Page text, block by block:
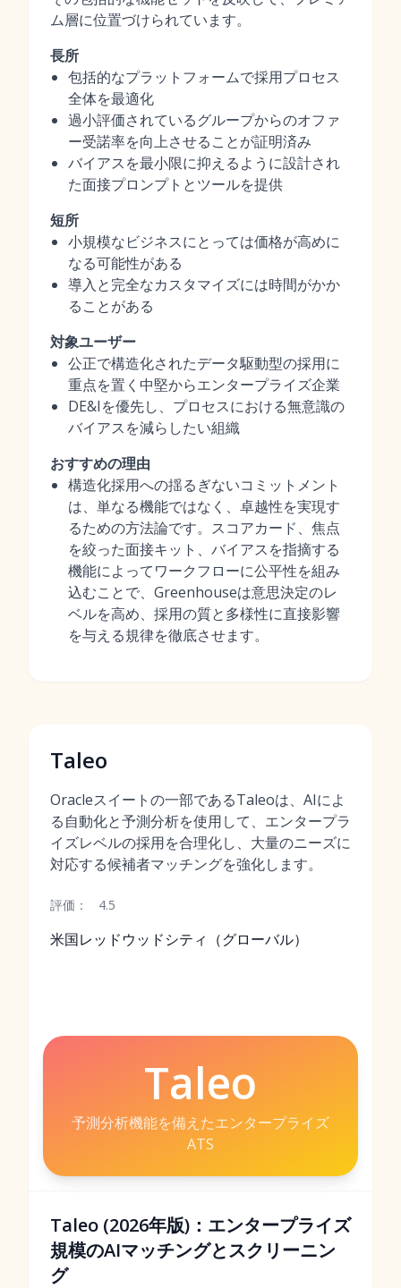
ム層に位置づけられています。
長所
包括的なプラットフォームで採用プロセス
全体を最適化
過小評価されているグループからのオファ
ー受諾率を向上させることが証明済み
バイアスを最小限に抑えるように設計され
た面接プロンプトとツールを提供
短所
小規模なビジネスにとっては価格が高めに
なる可能性がある
導入と完全なカスタマイズには時間がかか
ることがある
対象ユーザー
公正で構造化されたデータ駆動型の採用に
重点を置く中堅からエンタープライズ企業
DE&Iを優先し、プロセスにおける無意識の
バイアスを減らしたい組織
おすすめの理由
構造化採用への揺るぎないコミットメント
は、単なる機能ではなく、卓越性を実現す
るための方法論です。スコアカード、焦点
を絞った面接キット、バイアスを指摘する
機能によってワークフローに公平性を組み
込むことで、Greenhouseは意思決定のレ
ベルを高め、採用の質と多様性に直接影響
を与える規律を徹底させます。
Taleo
Oracleスイートの一部であるTaleoは、AIによ
る自動化と予測分析を使用して、エンタープラ
イズレベルの採用を合理化し、大量のニーズに
対応する候補者マッチングを強化します。
評価： 4.5
米国レッドウッドシティ（グローバル）
Taleo
予測分析機能を備えたエンタープライズ
ATS
Taleo (2026年版)：エンタープライズ
規模のAIマッチングとスクリーニン
グ